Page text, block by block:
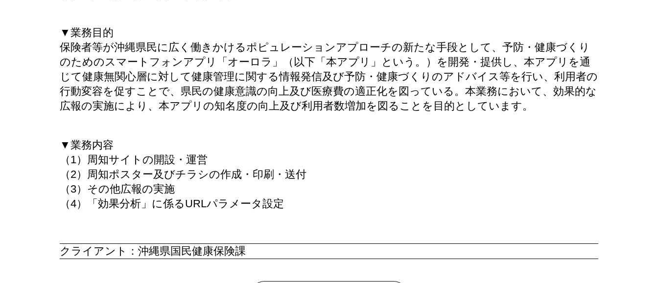
▼業務目的
保険者等が沖縄県民に広く働きかけるポピュレーションアプローチの新たな手段として、予防・健康づくり
のためのスマートフォンアプリ「オーロラ」（以下「本アプリ」という。）を開発・提供し、本アプリを通
じて健康無関心層に対して健康管理に関する情報発信及び予防・健康づくりのアドバイス等を行い、利用者の
行動変容を促すことで、県民の健康意識の向上及び医療費の適正化を図っている。本業務において、効果的な
広報の実施により、本アプリの知名度の向上及び利用者数増加を図ることを目的としています。
▼業務内容
（1）周知サイトの開設・運営
（2）周知ポスター及びチラシの作成・印刷・送付
（3）その他広報の実施
（4）「効果分析」に係るURLパラメータ設定
クライアント：沖縄県国民健康保険課